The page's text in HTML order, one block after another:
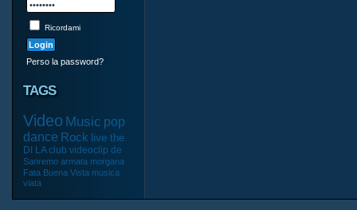
Ricordami
Perso la password?
TAGS
Video Music pop
dance Rock live the
DI LA club videoclip de
Sanremo armata morgana
Fata Buena Vista musica
viata